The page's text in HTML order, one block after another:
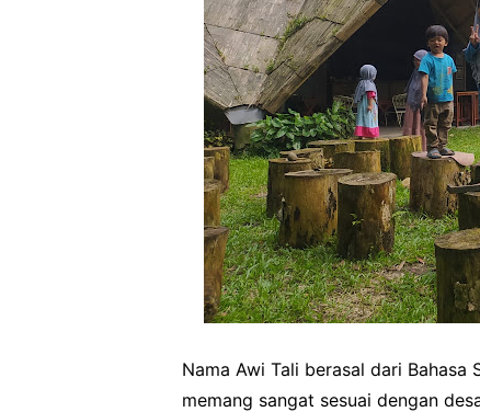
Nama Awi Tali berasal dari
memang sangat sesuai dengan